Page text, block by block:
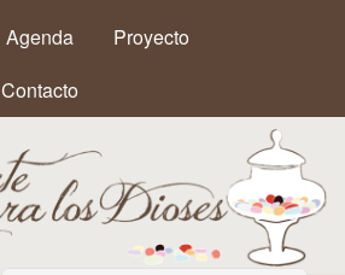
Agenda
Proyecto
Contacto